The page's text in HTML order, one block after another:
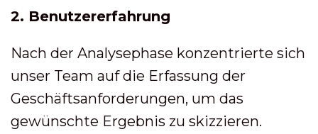
2. Benutzererfahrung
Nach der Analysephase konzentrierte sich
unser Team auf die Erfassung der
Geschäftsanforderungen, um das
gewünschte Ergebnis zu skizzieren.